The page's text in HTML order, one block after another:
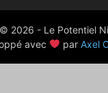
© 2026 - Le Potentiel
avec
par Axel